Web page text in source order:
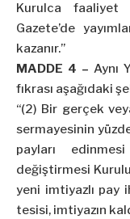
Kurulca faaliyet
Gazete’de
kazanır.”
MADDE 4 – Aynı
fıkrası aşağıdaki
“(2) Bir gerçek
sermayesinin
payları
değiştirmesi
yeni imtiyazlı pay
tesisi, imtiyazın